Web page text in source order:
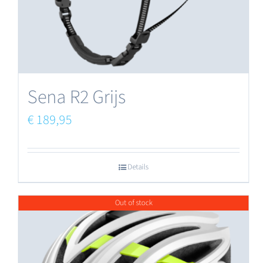
Sena R2 Grijs
€189,95
Details
Out of stock